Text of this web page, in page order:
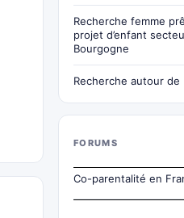
Recherche femme
projet d’enfant
Bourgogne
Recherche autour de
FORUMS
Co-parentalité en